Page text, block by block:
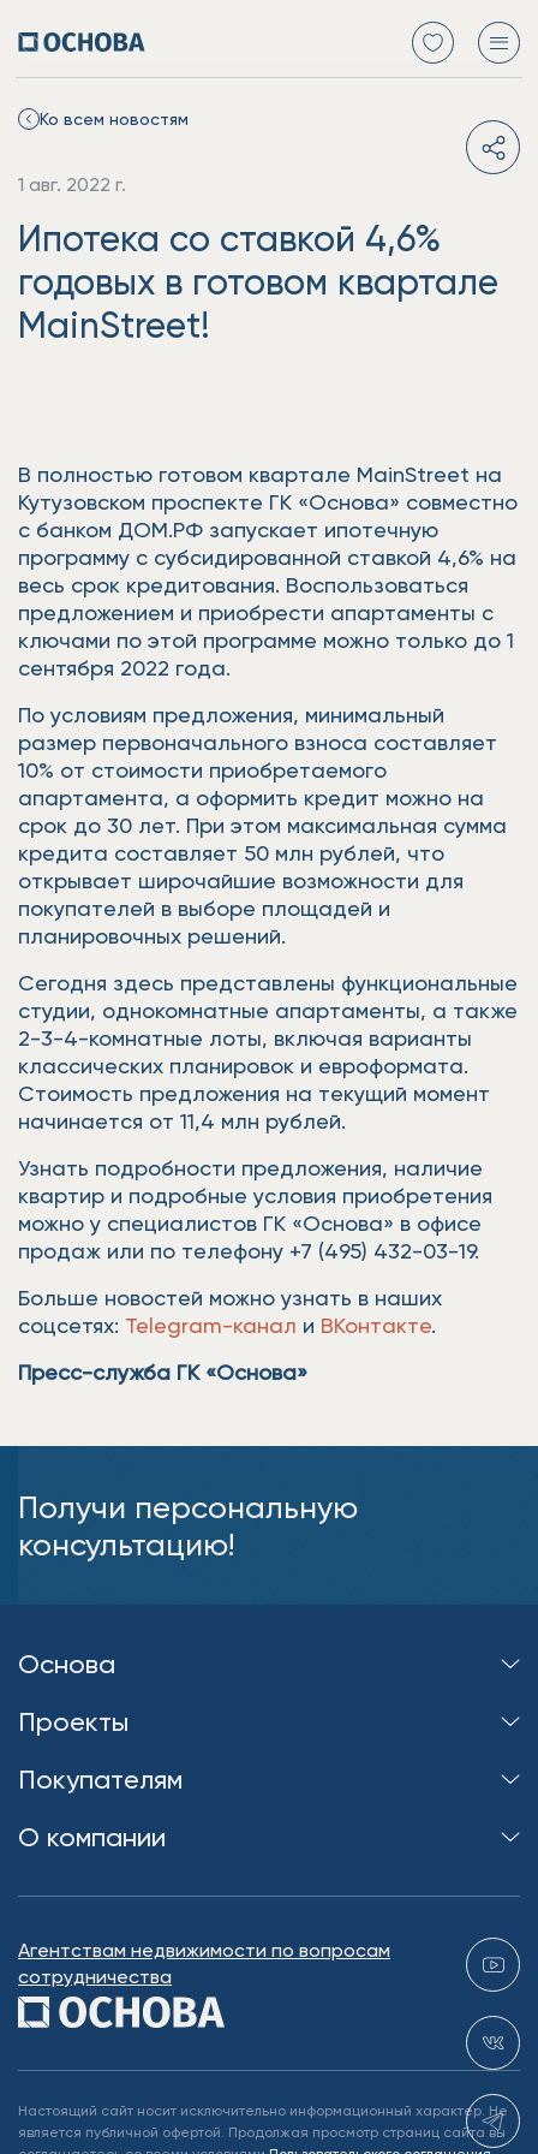
Ко всем новостям
1 авг. 2022 г.
Ипотека со ставкой 4,6%
годовых в готовом квартале
MainStreet!
В полностью готовом квартале MainStreet на
Кутузовском проспекте ГК «Основа» совместно
с банком ДОМ.РФ запускает ипотечную
программу с субсидированной ставкой 4,6% на
весь срок кредитования. Воспользоваться
предложением и приобрести апартаменты с
ключами по этой программе можно только до 1
сентября 2022 года.
По условиям предложения, минимальный
размер первоначального взноса составляет
10% от стоимости приобретаемого
апартамента, а оформить кредит можно на
срок до 30 лет. При этом максимальная сумма
кредита составляет 50 млн рублей, что
открывает широчайшие возможности для
покупателей в выборе площадей и
планировочных решений.
Сегодня здесь представлены функциональные
студии, однокомнатные апартаменты, а также
2-3-4-комнатные лоты, включая варианты
классических планировок и евроформата.
Стоимость предложения на текущий момент
начинается от 11,4 млн рублей.
Узнать подробности предложения, наличие
квартир и подробные условия приобретения
можно у специалистов ГК «Основа» в офисе
продаж или по телефону +7 (495) 432-03-19.
Больше новостей можно узнать в наших
соцсетях: Telegram-канал и ВКонтакте.
Пресс-служба ГК «Основа»
Получи персональную
консультацию!
Основа
Проекты
Покупателям
О компании
Агентствам недвижимости по вопросам
сотрудничества
Настоящий сайт носит исключительно информационный характер. Не
является публичной офертой. Продолжая просмотр страниц сайта вы